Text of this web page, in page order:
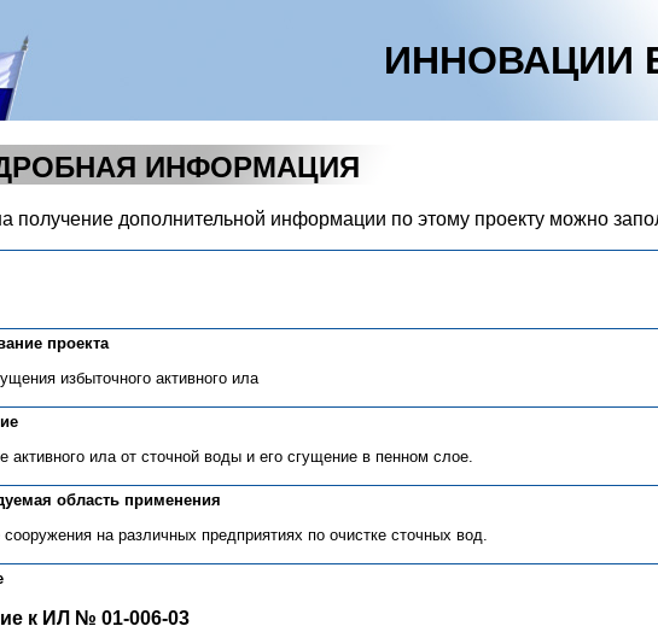
ИННОВАЦИИ
ИНФОРМАЦИЯ
получение дополнительной информации по этому проекту можно
проекта
избыточного активного ила
активного ила от сточной воды и его сгущение в пенном слое.
область применения
на различных предприятиях по очистке сточных вод.
к ИЛ № 01-006-03